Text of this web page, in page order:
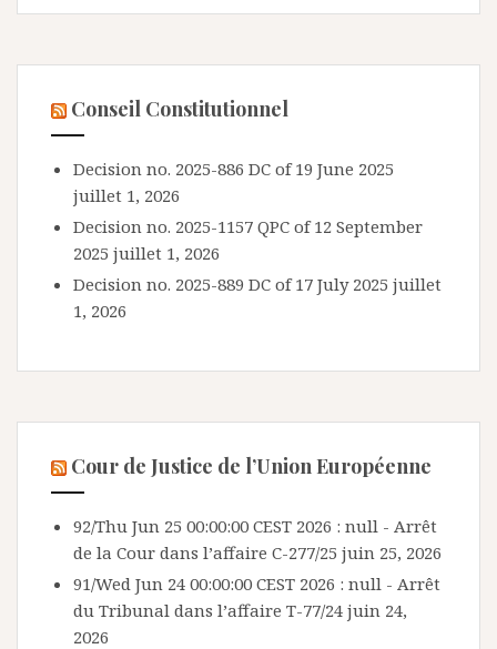
Conseil Constitutionnel
Decision no. 2025-886 DC of 19 June 2025
juillet 1, 2026
Decision no. 2025-1157 QPC of 12 September
2025 juillet 1, 2026
Decision no. 2025-889 DC of 17 July 2025 juillet
1, 2026
Cour de Justice de l’Union Européenne
92/Thu Jun 25 00:00:00 CEST 2026 : null - Arrêt
de la Cour dans l’affaire C-277/25 juin 25, 2026
91/Wed Jun 24 00:00:00 CEST 2026 : null - Arrêt
du Tribunal dans l’affaire T-77/24 juin 24,
2026